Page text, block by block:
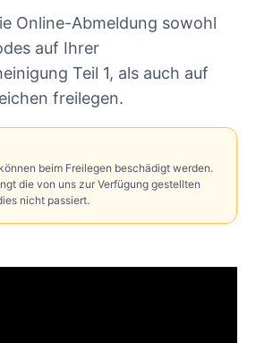
Online-Abmeldung sowohl
auf Ihrer
Teil 1, als auch auf
freilegen.
beim Freilegen beschädigt werden.
die von uns zur Verfügung gestellten
nicht passiert.